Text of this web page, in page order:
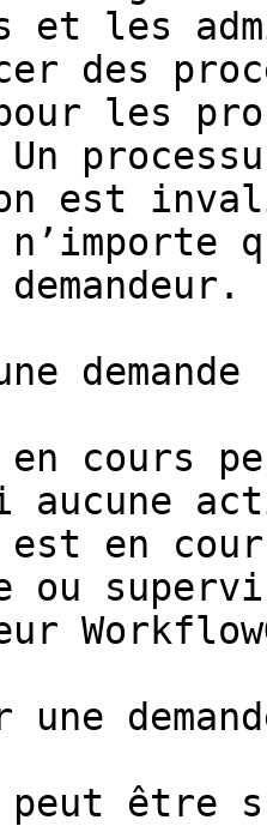
et les
des
pour les
Un
est
demande
en cours
aucune
en
ou
une
peut être